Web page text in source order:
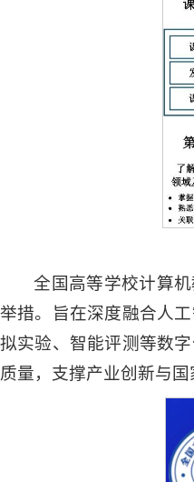
全国高等学校计算
举措。旨在深度融合人
拟实验、智能评测等数
质量，支撑产业创新与国